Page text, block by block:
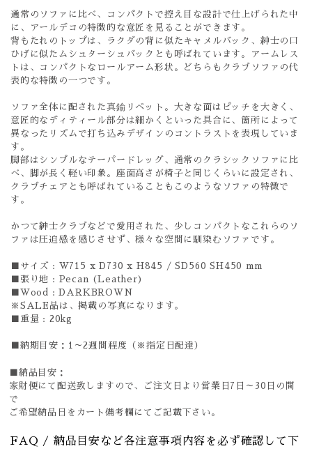
通常のソファに比べ、コンパクトで控え目な設計で仕上げられた中
に、アールデコの特徴的な意匠を見ることができます。
背もたれのトップは、ラクダの背に似たキャメルバック、紳士の口
ひげに似たムシュターシュバックとも呼ばれています。アームレス
トは、コンパクトなロールアーム形状。どちらもクラブソファの代
表的な特徴の一つです。
ソファ全体に配された真鍮リベット。大きな面はピッチを大きく、
意匠的なディティール部分は細かくといった具合に、箇所によって
異なったリズムで打ち込みデザインのコントラストを表現していま
す。
脚部はシンプルなテーパードレッグ、通常のクラシックソファに比
べ、脚が長く軽い印象。座面高さが椅子と同じくらいに設定され、
クラブチェアとも呼ばれていることもこのようなソファの特徴で
す。
かつて紳士クラブなどで愛用された、少しコンパクトなこれらのソ
ファは圧迫感を感じさせず、様々な空間に馴染むソファです。
■サイズ : W715 x D730 x H845 / SD560 SH450 mm
■張り地 : Pecan (Leather)
■Wood : DARKBROWN
※SALE品は、掲載の写真になります。
■重量 : 20kg
■納期目安：1～2週間程度（※指定日配達）
■納品目安：
家財便にて配送致しますので、ご注文日より営業日7日～30日の間
で
ご希望納品日をカート備考欄にてご記載下さい。
FAQ / 納品目安など各注意事項内容を必ず確認して下